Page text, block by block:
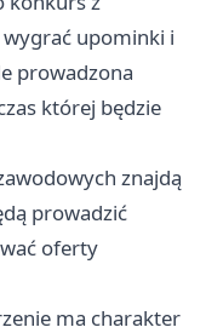
upominki i
prowadzona
której będzie
znajdą
prowadzić
oferty
ma charakter